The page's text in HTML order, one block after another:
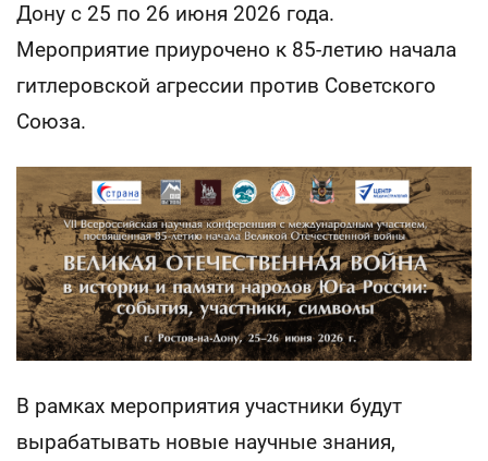
Дону с 25 по 26 июня 2026 года.
Мероприятие приурочено к 85-летию начала
гитлеровской агрессии против Советского
Союза.
В рамках мероприятия участники будут
вырабатывать новые научные знания,